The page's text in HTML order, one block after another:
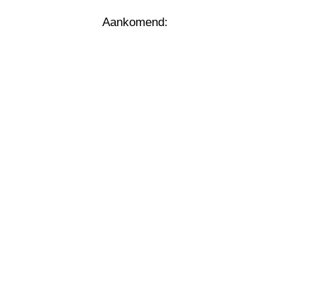
Aankomend: